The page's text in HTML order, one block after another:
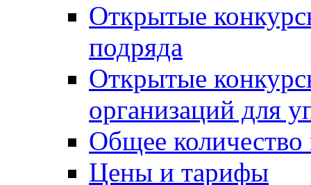
Открытые
подряда
Открытые
организаций для
Общее
Цены и тарифы